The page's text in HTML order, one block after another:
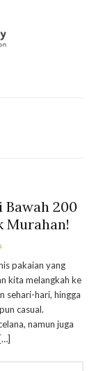
Bawah 200
Murahan!
pakaian yang
kita melangkah ke
sehari-hari, hingga
casual.
namun juga